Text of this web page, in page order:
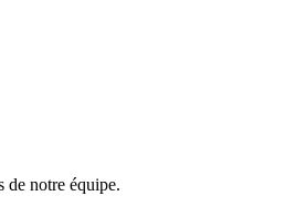
de notre équipe.